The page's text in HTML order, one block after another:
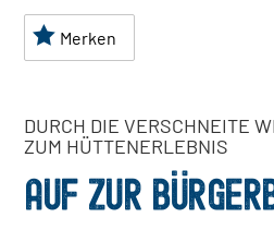
Merken
DURCH DIE VERSCHNEITE
ZUM HÜTTENERLEBNIS
AUF ZUR